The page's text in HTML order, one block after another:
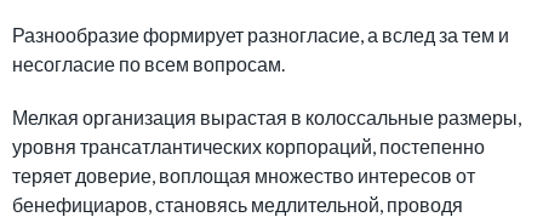
Разнообразие формирует разногласие, а вслед за тем и
несогласие по всем вопросам.
Мелкая организация вырастая в колоссальные размеры,
уровня трансатлантических корпораций, постепенно
теряет доверие, воплощая множество интересов от
бенефициаров, становясь медлительной, проводя